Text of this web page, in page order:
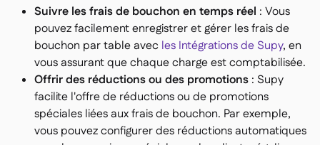
Suivre les frais de bouchon en temps réel : Vous
pouvez facilement enregistrer et gérer les frais de
bouchon par table avec les Intégrations de Supy, en
vous assurant que chaque charge est comptabilisée.
Offrir des réductions ou des promotions : Supy
facilite l'offre de réductions ou de promotions
spéciales liées aux frais de bouchon. Par exemple,
vous pouvez configurer des réductions automatiques